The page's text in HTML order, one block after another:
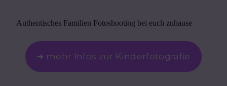
Authentisches Familien Fotoshooting bei euch zuhause
➜ mehr Infos zur Kinderfotografie